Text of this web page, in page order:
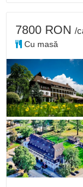
7800 RON /
Cu masă